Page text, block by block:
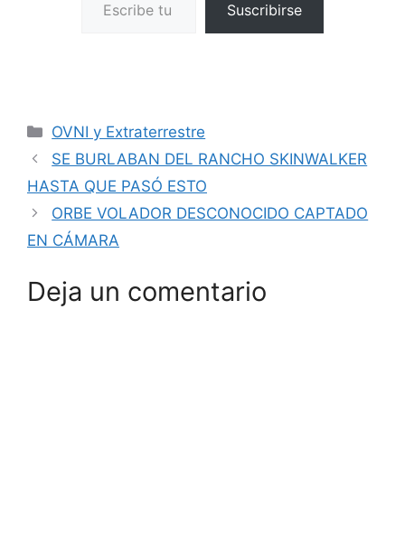
Suscribirse
Categorías
OVNI y Extraterrestre
SE BURLABAN DEL RANCHO SKINWALKER
HASTA QUE PASÓ ESTO
ORBE VOLADOR DESCONOCIDO CAPTADO
EN CÁMARA
Deja un comentario